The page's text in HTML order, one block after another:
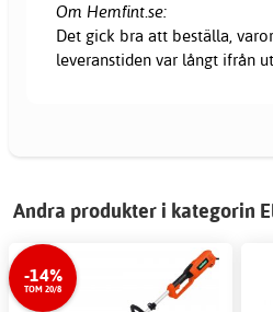
Om Hemfint.se:
Det gick bra att beställa,
leveranstiden var långt ifrån
Andra produkter i kategorin
-14%
TOM 20/8